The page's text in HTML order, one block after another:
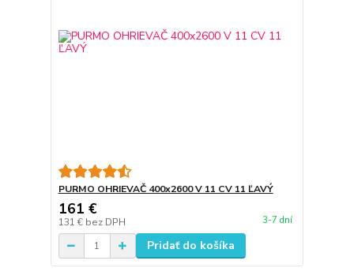
PURMO OHRIEVAČ 400x2600 V 11 CV 11 ĽAVÝ
161 €
131 € bez DPH 3-7 dní
Pridať do košíka